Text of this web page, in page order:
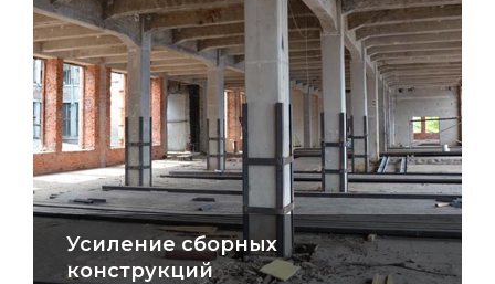
Усиление сборных
конструкций